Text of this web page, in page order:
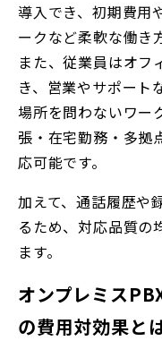
導入でき、初期費用
ークなど柔軟な働き
また、従業員はオフ
き、営業やサポート
場所を問わないワー
張・在宅勤務・多拠
応可能です。
加えて、通話履歴や
るため、対応品質の
ます。
オンプレミス
の費用対効果と